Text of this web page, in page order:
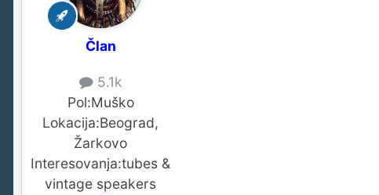
Član
5.1k
Pol:Muško
Lokacija:Beograd,
Žarkovo
Interesovanja:tubes &
vintage speakers